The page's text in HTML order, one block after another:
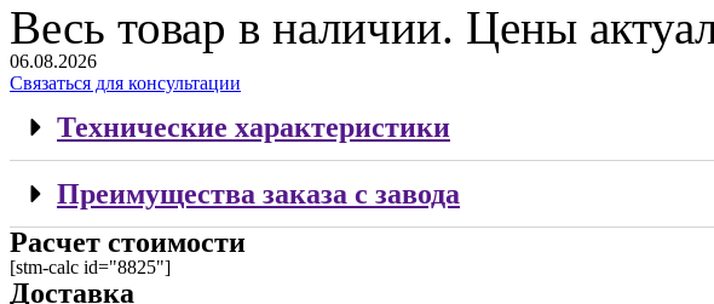
Весь товар в наличии. Цены
06.08.2026
Связаться для консультации
Технические характеристики
Преимущества заказа с завода
Расчет стоимости
[stm-calc id="8825"]
Доставка